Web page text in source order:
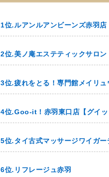
1位.ルアンルアンビーンズ赤羽店
2位.美ノ庵エステティックサロン
3位.疲れをとる！専門館メイリュ
4位.Goo-it！赤羽東口店【グイッ
5位.タイ古式マッサージワイガー
6位.リフレージュ赤羽